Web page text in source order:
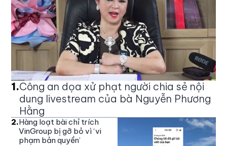
1.Công an dọa xử phạt người chia sẻ nội
dung livestream của bà Nguyễn Phương
Hằng
2.Hàng loạt bài chỉ trích
VinGroup bị gỡ bỏ vì ‘vi
phạm bản quyền’